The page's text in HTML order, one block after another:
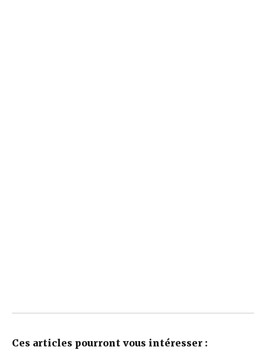
Ces articles pourront vous intéresser :